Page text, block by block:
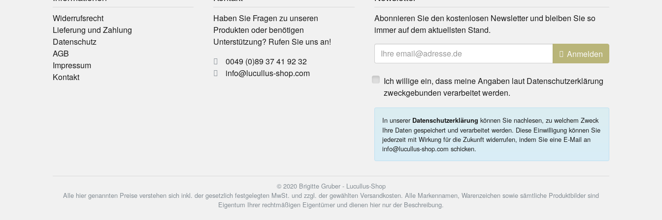
Widerrufsrecht
Lieferung und Zahlung
Datenschutz
AGB
Impressum
Kontakt
Haben Sie Fragen zu unseren
Produkten oder benötigen
Unterstützung? Rufen Sie uns an!
0049 (0)89 37 41 92 32
info@lucullus-shop.com
Abonnieren Sie den kostenlosen Newsletter und bleiben Sie so
immer auf dem aktuellsten Stand.
E-Mailadresse
Anmelden
Ich willige ein, dass meine Angaben laut Datenschutzerklärung
zweckgebunden verarbeitet werden.
In unserer Datenschutzerklärung können Sie nachlesen, zu welchem Zweck
Ihre Daten gespeichert und verarbeitet werden. Diese Einwilligung können Sie
jederzeit mit Wirkung für die Zukunft widerrufen, indem Sie eine E-Mail an
info@lucullus-shop.com schicken.
© 2020 Brigitte Gruber - Lucullus-Shop
Alle hier genannten Preise verstehen sich inkl. der gesetzlich festgelegten MwSt. und zzgl. der gewählten Versandkosten. Alle Markennamen, Warenzeichen sowie sämtliche Produktbilder sind
Eigentum Ihrer rechtmäßigen Eigentümer und dienen hier nur der Beschreibung.